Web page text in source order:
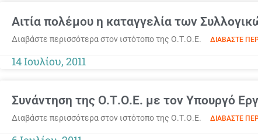
Αιτία πολέμου η καταγγελία των
Διαβάστε περισσότερα στον ιστότοπο της Ο.Τ.Ο.Ε. ΔΙΑΒΆΣΤΕ
14 Ιουλίου, 2011
Συνάντηση της Ο.Τ.Ο.Ε. με τον Υπουργό
Διαβάστε περισσότερα στον ιστότοπο της Ο.Τ.Ο.Ε. ΔΙΑΒΆΣΤΕ